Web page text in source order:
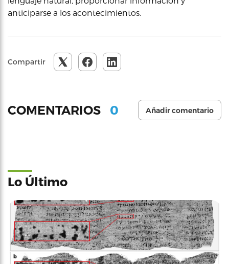
anticiparse a los acontecimientos.
Compartir
COMENTARIOS 0 Añadir comentario
Lo Último